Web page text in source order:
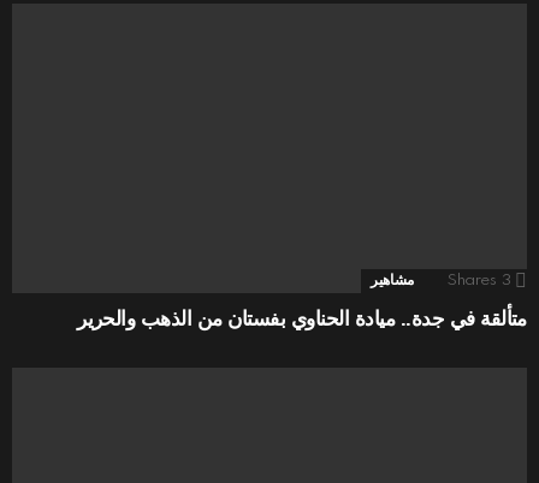
3
Shares مشاهير
متألقة في جدة.. ميادة الحناوي بفستان من الذهب والحرير